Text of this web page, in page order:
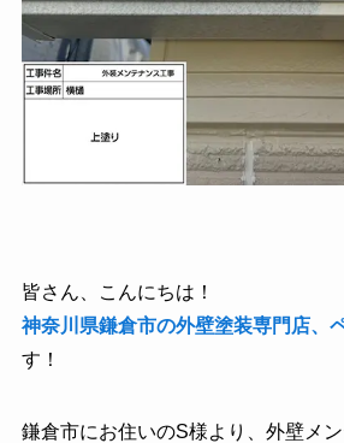
皆さん、こんにちは！
神奈川県鎌倉市の外壁塗装専門店、
す！
鎌倉市にお住いのS様より、外壁メ